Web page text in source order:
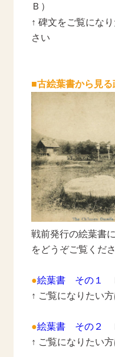
Ｂ）
↑ 碑文をご覧にな
さい
■古絵葉書から見
戦前発行の絵葉書
をどうぞご覧くださ
●絵葉書 その１
↑ ご覧になりたい
●絵葉書 その２
↑ ご覧になりたい